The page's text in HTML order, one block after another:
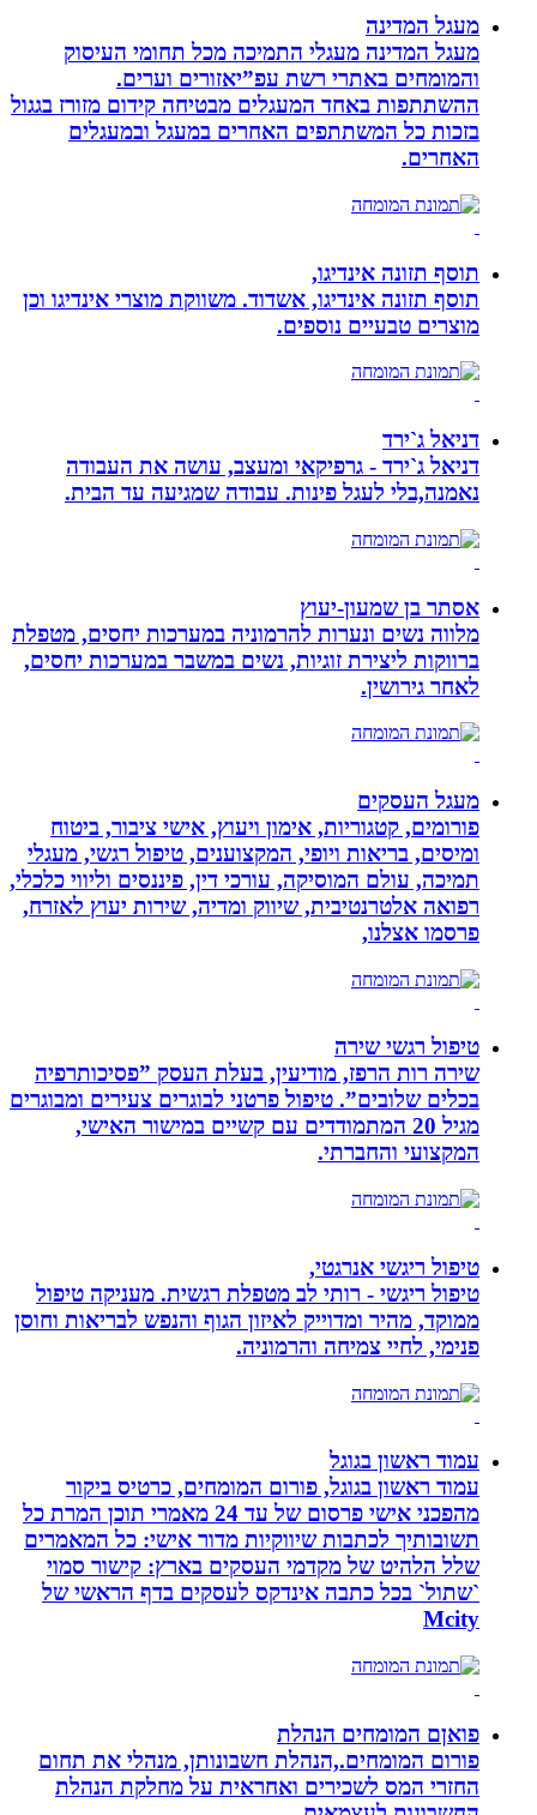
מעגל המדינה
מעגל המדינה מעגלי התמיכה מכל תחומי העיסוק
והמומחים באתרי רשת עפ”יאזורים וערים.
ההשתתפות באחד המעגלים מבטיחה קידום מזורז בגגול
בזכות כל המשתתפים האחרים במעגל ובמעגלים
האחרים.
תוסף תזונה אינדיגו,
תוסף תזונה אינדיגו, אשדוד. משווקת מוצרי אינדיגו וכן
מוצרים טבעיים נוספים.
דניאל ג`ירד
דניאל ג`ירד - גרפיקאי ומעצב, עושה את העבודה
נאמנה,בלי לעגל פינות. עבודה שמגיעה עד הבית.
אסתר בן שמעון-יעוץ
מלווה נשים ונערות להרמוניה במערכות יחסים, מטפלת
ברווקות ליצירת זוגיות, נשים במשבר במערכות יחסים,
לאחר גירושין.
מעגל העסקים
פורומים, קטגוריות, אימון ויעוץ, אישי ציבור, ביטוח
ומיסים, בריאות ויופי, המקצוענים, טיפול רגשי, מעגלי
תמיכה, עולם המוסיקה, עורכי דין, פיננסים וליווי כלכלי,
רפואה אלטרנטיבית, שיווק ומדיה, שירות יעוץ לאזרח,
פרסמו אצלנו,
טיפול רגשי שירה
שירה רות הרפז, מודיעין, בעלת העסק ”פסיכותרפיה
בכלים שלובים”. טיפול פרטני לבוגרים צעירים ומבוגרים
מגיל 20 המתמודדים עם קשיים במישור האישי,
המקצועי והחברתי.
טיפול ריגשי אנרגטי,
טיפול ריגשי - רותי לב מטפלת רגשית. מעניקה טיפול
ממוקד, מהיר ומדוייק לאיזון הגוף והנפש לבריאות וחוסן
פנימי, לחיי צמיחה והרמוניה.
עמוד ראשון בגוגל
עמוד ראשון בגוגל, פורום המומחים, כרטיס ביקור
מהפכני אישי פרסום של עד 24 מאמרי תוכן המרת כל
תשובותיך לכתבות שיווקיות מדור אישי: כל המאמרים
שלל הלהיט של מקדמי העסקים בארץ: קישור סמוי
`שתול` בכל כתבה אינדקס לעסקים בדף הראשי של
Mcity
פואןם המומחים הנהלת
פורום המומחים.,הנהלת חשבונותן, מנהלי את תחום
החזרי המס לשכירים ואחראית על מחלקת הנהלת